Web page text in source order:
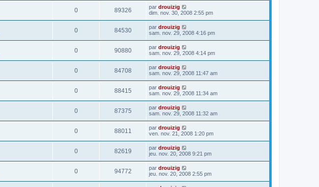
0 89326 par drouizig
dim. nov. 30, 2008 2:55 pm
0 84530 par drouizig
sam. nov. 29, 2008 4:16 pm
0 90880 par drouizig
sam. nov. 29, 2008 4:14 pm
0 84708 par drouizig
sam. nov. 29, 2008 11:47 am
0 88415 par drouizig
sam. nov. 29, 2008 11:34 am
0 87375 par drouizig
sam. nov. 29, 2008 11:32 am
0 88011 par drouizig
ven. nov. 21, 2008 1:20 pm
0 82619 par drouizig
jeu. nov. 20, 2008 9:21 pm
0 94772 par drouizig
jeu. nov. 20, 2008 2:55 pm